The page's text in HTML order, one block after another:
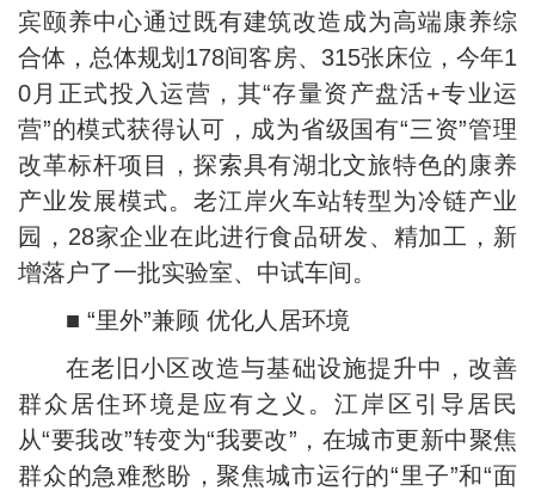
宾颐养中心通过既有建筑改造成为高端康养综
合体，总体规划178间客房、315张床位，今年1
0月正式投入运营，其“存量资产盘活+专业运
营”的模式获得认可，成为省级国有“三资”管理
改革标杆项目，探索具有湖北文旅特色的康养
产业发展模式。老江岸火车站转型为冷链产业
园，28家企业在此进行食品研发、精加工，新
增落户了一批实验室、中试车间。
■ “里外”兼顾 优化人居环境
在老旧小区改造与基础设施提升中，改善
群众居住环境是应有之义。江岸区引导居民
从“要我改”转变为“我要改”，在城市更新中聚焦
群众的急难愁盼，聚焦城市运行的“里子”和“面